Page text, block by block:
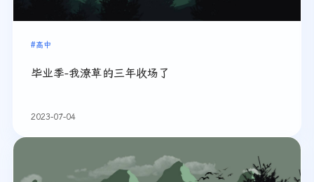
#高中
毕业季-我潦草的三年收场了
2023-07-04